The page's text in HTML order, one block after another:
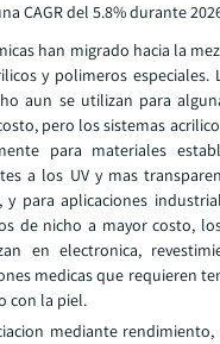
CAGR del 5.8% durante
han migrado hacia la
y polimeros especiales.
aun se utilizan para
pero los sistemas
para materiales
a los UV y mas
y para aplicaciones
de nicho a mayor costo,
en electronica,
medicas que requieren
con la piel.
mediante